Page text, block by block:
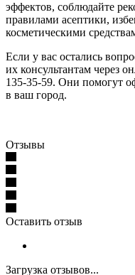
эффектов, соблюдайте
правилами асептики,
косметическими
Если у вас остались
их консультантам через
135-35-59. Они помогут
в ваш город.
Отзывы
Оставить отзыв
Загрузка отзывов...